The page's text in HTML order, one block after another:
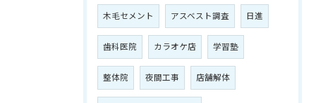
木毛セメント アスベスト調査 日進
歯科医院 カラオケ店 学習塾
整体院 夜間工事 店舗解体